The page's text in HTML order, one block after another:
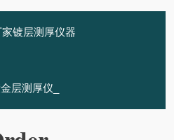
镀层测厚仪器
层测厚仪_